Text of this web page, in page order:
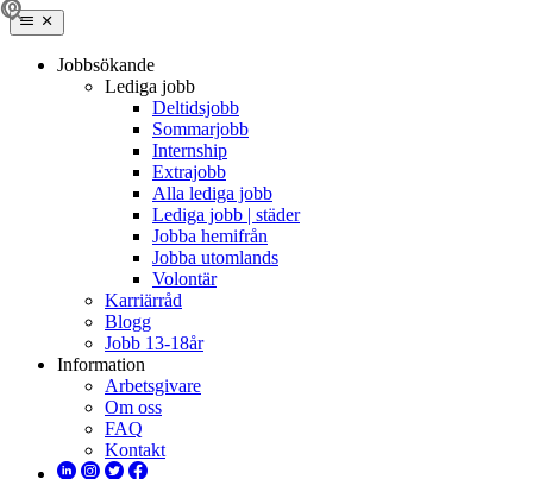
Jobbsökande
Lediga jobb
Deltidsjobb
Sommarjobb
Internship
Extrajobb
Alla lediga jobb
Lediga jobb | städer
Jobba hemifrån
Jobba utomlands
Volontär
Karriärråd
Blogg
Jobb 13-18år
Information
Arbetsgivare
Om oss
FAQ
Kontakt